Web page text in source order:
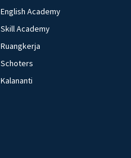
English Academy
Skill Academy
Ruangkerja
Schoters
Kalananti